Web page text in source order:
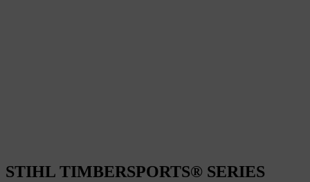
STIHL TIMBERSPORTS® SERIES